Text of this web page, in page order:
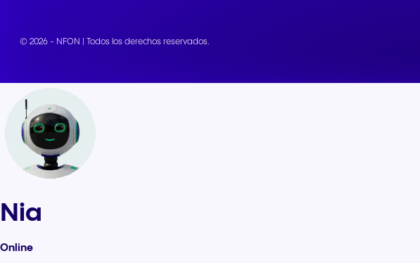
© 2026 - NFON | Todos los derechos reservados.